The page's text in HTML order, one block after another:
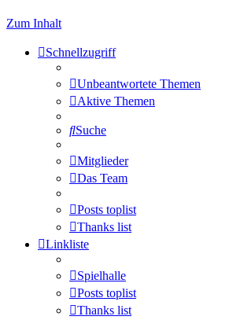
Zum Inhalt
Schnellzugriff
Unbeantwortete Themen
Aktive Themen
Suche
Mitglieder
Das Team
Posts toplist
Thanks list
Linkliste
Spielhalle
Posts toplist
Thanks list